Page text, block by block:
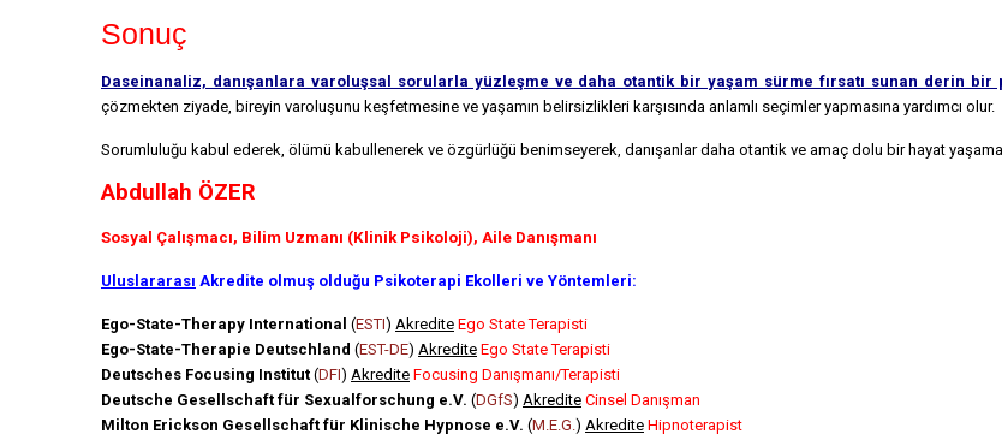
Sonuç
Daseinanaliz, danışanlara varoluşsal sorularla yüzleşme ve daha otantik bir yaşam sürme fırsatı sunan derin bir
çözmekten ziyade, bireyin varoluşunu keşfetmesine ve yaşamın belirsizlikleri karşısında anlamlı seçimler yapmasına yardımcı olur.
Sorumluluğu kabul ederek, ölümü kabullenerek ve özgürlüğü benimseyerek, danışanlar daha otantik ve amaç dolu bir hayat
Abdullah ÖZER
Sosyal Çalışmacı, Bilim Uzmanı (Klinik Psikoloji), Aile Danışmanı
Uluslararası Akredite olmuş olduğu Psikoterapi Ekolleri ve Yöntemleri:
Ego-State-Therapy International (ESTI) Akredite Ego State Terapisti
Ego-State-Therapie Deutschland (EST-DE) Akredite Ego State Terapisti
Deutsches Focusing Institut (DFI) Akredite Focusing Danışmanı/Terapisti
Deutsche Gesellschaft für Sexualforschung e.V. (DGfS) Akredite Cinsel Danışman
Milton Erickson Gesellschaft für Klinische Hypnose e.V. (M.E.G.) Akredite Hipnoterapist